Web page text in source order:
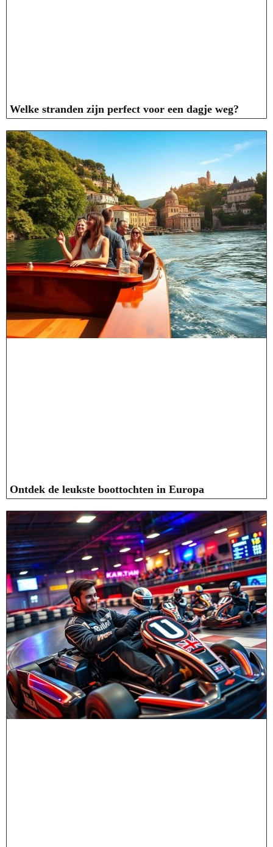
Welke stranden zijn perfect voor een dagje weg?
Ontdek de leukste boottochten in Europa